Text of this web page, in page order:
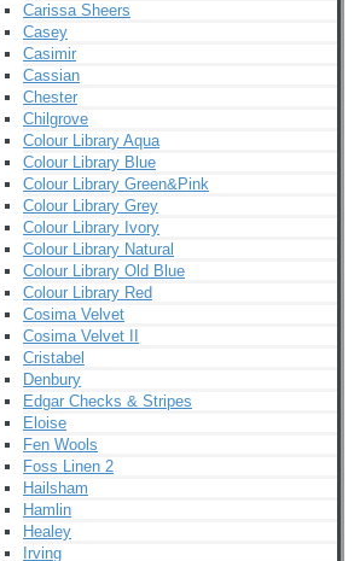
Carissa Sheers
Casey
Casimir
Cassian
Chester
Chilgrove
Colour Library Aqua
Colour Library Blue
Colour Library Green&Pink
Colour Library Grey
Colour Library Ivory
Colour Library Natural
Colour Library Old Blue
Colour Library Red
Cosima Velvet
Cosima Velvet II
Cristabel
Denbury
Edgar Checks & Stripes
Eloise
Fen Wools
Foss Linen 2
Hailsham
Hamlin
Healey
Irving